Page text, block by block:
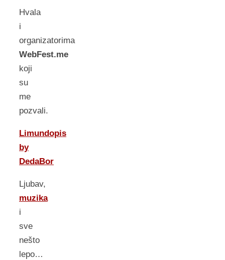
Hvala
i
organizatorima
WebFest.me
koji
su
me
pozvali.
Limundopis
by
DedaBor
Ljubav,
muzika
i
sve
nešto
lepo…